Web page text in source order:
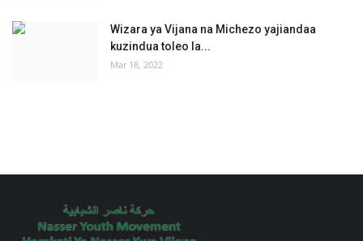
Wizara ya Vijana na Michezo yajiandaa
kuzindua toleo la...
Mar 18, 2022